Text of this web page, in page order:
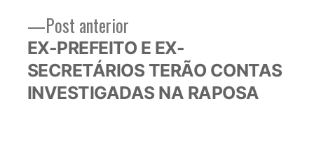
Post anteriorPost
anterior:
EX-PREFEITO E EX-
SECRETÁRIOS TERÃO CONTAS
INVESTIGADAS NA RAPOSA